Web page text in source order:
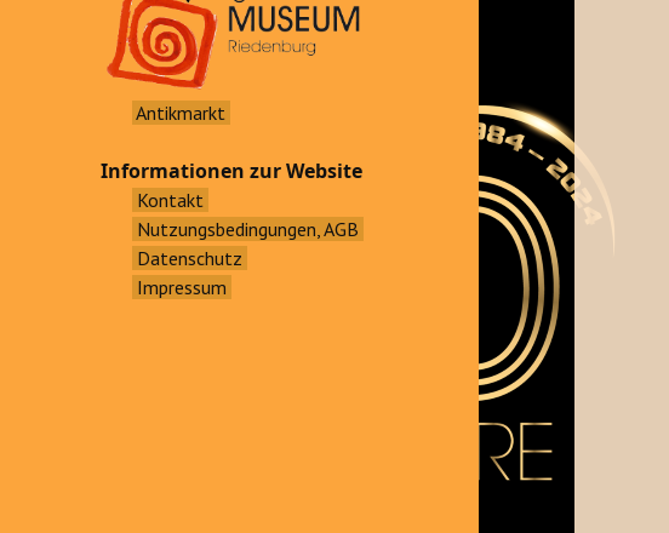
Antikmarkt
Informationen zur Website
Kontakt
Nutzungsbedingungen, AGB
Datenschutz
Impressum